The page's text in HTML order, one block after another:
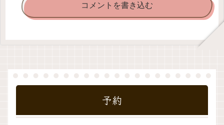
コメントを書き込む
予約